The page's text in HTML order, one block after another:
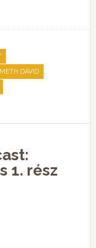
,
DÁVID ,
1. rész